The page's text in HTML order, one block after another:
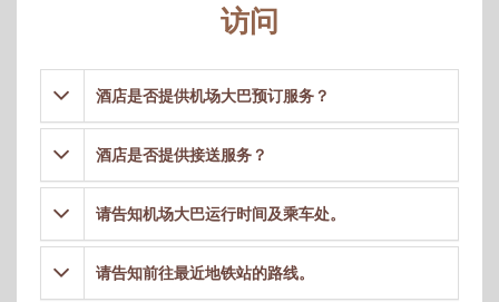
访问
酒店是否提供机场大巴预订服务？
酒店是否提供接送服务？
请告知机场大巴运行时间及乘车处。
请告知前往最近地铁站的路线。